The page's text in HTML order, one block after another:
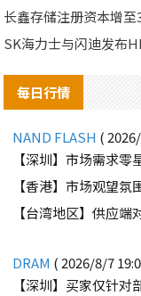
长鑫存储注册资本增
SK海力士与闪迪发布
每日行情
NAND FLASH (
【深圳】市场需求
【香港】市场观望
DRAM ( 2026/8/7